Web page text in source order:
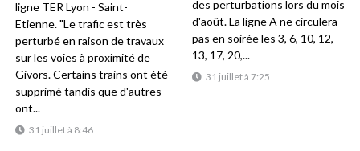
31 juillet à 8:46
ligne TER Lyon - Saint-
Etienne. "Le trafic est très
perturbé en raison de travaux
sur les voies à proximité de
Givors. Certains trains ont été
supprimé tandis que d'autres
ont...
31 juillet à 7:25
des perturbations lors du mois
d'août. La ligne A ne circulera
pas en soirée les 3, 6, 10, 12,
13, 17, 20,...